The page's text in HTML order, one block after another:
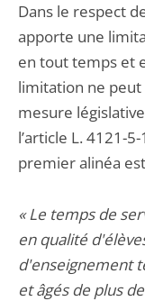
Dans le respect
apporte une
en tout temps et
limitation ne
mesure
l’article L. 4121-
premier alinéa
« Le temps de
en qualité
d'enseignement
et âgés de plus